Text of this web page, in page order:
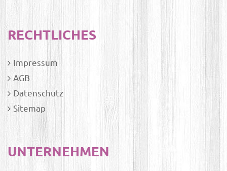
RECHTLICHES
Impressum
AGB
Datenschutz
Sitemap
UNTERNEHMEN